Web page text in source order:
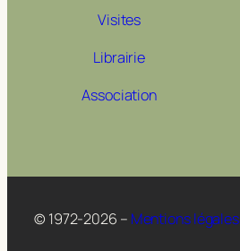
Visites
Librairie
Association
© 1972-2026 – Mentions légales